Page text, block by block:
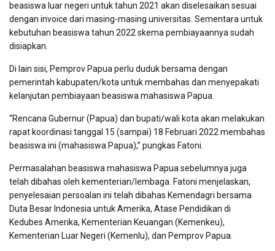
beasiswa luar negeri untuk tahun 2021 akan diselesaikan sesuai
dengan invoice dari masing-masing universitas. Sementara untuk
kebutuhan beasiswa tahun 2022 skema pembiayaannya sudah
disiapkan.
Di lain sisi, Pemprov Papua perlu duduk bersama dengan
pemerintah kabupaten/kota untuk membahas dan menyepakati
kelanjutan pembiayaan beasiswa mahasiswa Papua.
“Rencana Gubernur (Papua) dan bupati/wali kota akan melakukan
rapat koordinasi tanggal 15 (sampai) 18 Februari 2022 membahas
beasiswa ini (mahasiswa Papua),” pungkas Fatoni.
Permasalahan beasiswa mahasiswa Papua sebelumnya juga
telah dibahas oleh kementerian/lembaga. Fatoni menjelaskan,
penyelesaian persoalan ini telah dibahas Kemendagri bersama
Duta Besar Indonesia untuk Amerika, Atase Pendidikan di
Kedubes Amerika, Kementerian Keuangan (Kemenkeu),
Kementerian Luar Negeri (Kemenlu), dan Pemprov Papua.